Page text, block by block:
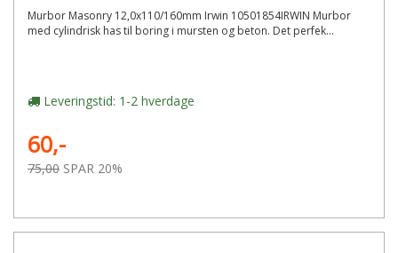
Murbor Masonry 12,0x110/160mm Irwin 10501854IRWIN Murbor
med cylindrisk has til boring i mursten og beton. Det perfek...
Leveringstid: 1-2 hverdage
60,-
75,00 SPAR 20%